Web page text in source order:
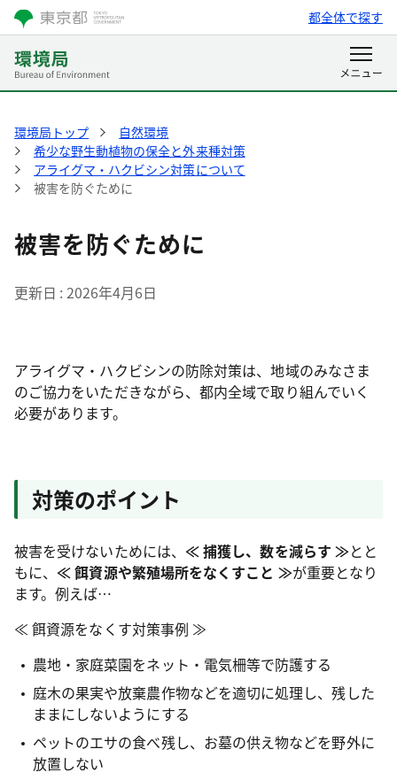
都全体で探す
環境局トップ
自然環境
希少な野生動植物の保全と外来種対策
アライグマ・ハクビシン対策について
被害を防ぐために
被害を防ぐために
更新日 2026年4月6日
アライグマ・ハクビシンの防除対策は、地域のみなさま
のご協力をいただきながら、都内全域で取り組んでいく
必要があります。
対策のポイント
被害を受けないためには、 ≪ 捕獲し、数を減らす ≫とと
もに、≪ 餌資源や繁殖場所をなくすこと ≫が重要となり
ます。例えば…
≪ 餌資源をなくす対策事例 ≫
農地・家庭菜園をネット・電気柵等で防護する
庭木の果実や放棄農作物などを適切に処理し、残した
ままにしないようにする
ペットのエサの食べ残し、お墓の供え物などを野外に
放置しない